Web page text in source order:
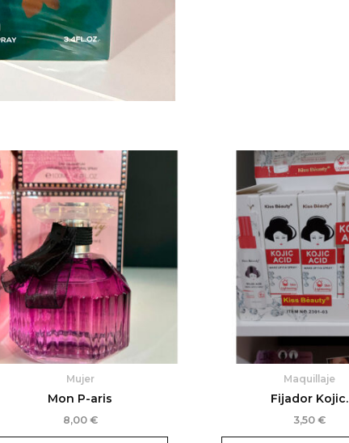
Mujer
Mon P-aris
8,00 €
Maquillaje
Fijador Kojic.
3,50 €